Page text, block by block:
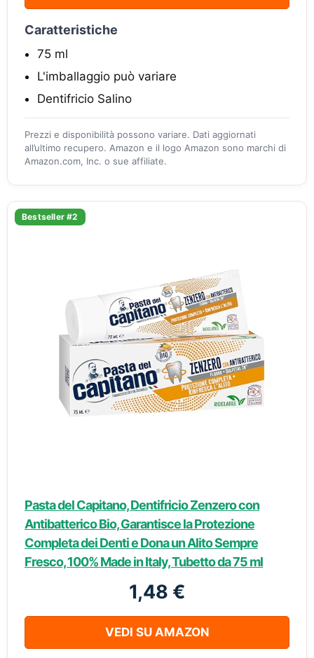
Caratteristiche
75 ml
L'imballaggio può variare
Dentifricio Salino
Prezzi e disponibilità possono variare. Dati aggiornati
all’ultimo recupero. Amazon e il logo Amazon sono marchi di
Amazon.com, Inc. o sue affiliate.
Bestseller #2
Pasta del Capitano, Dentifricio Zenzero con
Antibatterico Bio, Garantisce la Protezione
Completa dei Denti e Dona un Alito Sempre
Fresco, 100% Made in Italy, Tubetto da 75 ml
1,48 €
VEDI SU AMAZON